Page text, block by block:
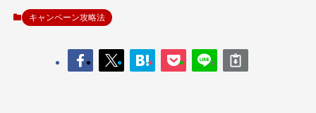
キャンペーン攻略法